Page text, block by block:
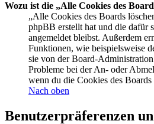
Wozu ist die „Alle Cookies des
„Alle Cookies des Boards
phpBB erstellt hat und die dafür
angemeldet bleibst. Außerdem
Funktionen, wie beispielsweise
sie von der Board-
Probleme bei der An- oder
wenn du die Cookies des Boards
Nach oben
Benutzerpräferenzen